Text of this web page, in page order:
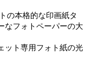
の本格的な印画紙タ
なフォトペーパーの大
ット専用フォト紙の光